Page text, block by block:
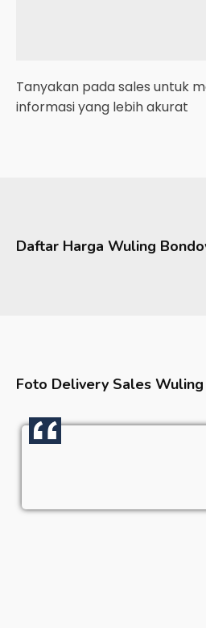
Tanyakan pada sales untuk
informasi yang lebih akurat
Daftar Harga Wuling
Foto Delivery Sales